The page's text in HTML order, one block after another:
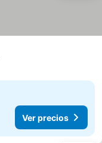
Ver precios